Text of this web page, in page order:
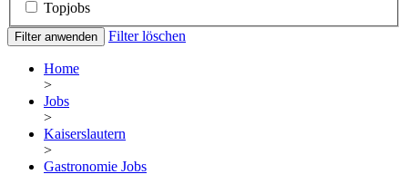
Topjobs
Filter anwenden Filter löschen
Home
>
Jobs
>
Kaiserslautern
>
Gastronomie Jobs